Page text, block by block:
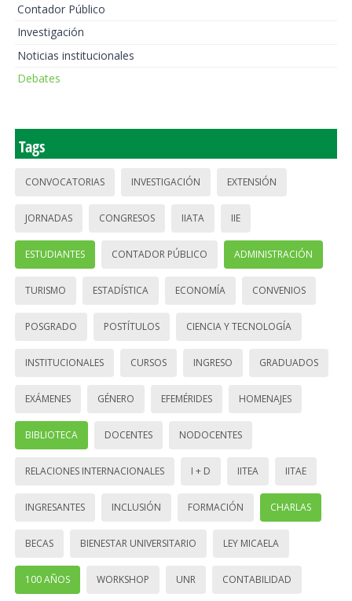
Contador Público
Investigación
Noticias institucionales
Debates
Tags
CONVOCATORIAS INVESTIGACIÓN EXTENSIÓN
JORNADAS CONGRESOS IIATA IIE
ESTUDIANTES CONTADOR PÚBLICO ADMINISTRACIÓN
TURISMO ESTADÍSTICA ECONOMÍA CONVENIOS
POSGRADO POSTÍTULOS CIENCIA Y TECNOLOGÍA
INSTITUCIONALES CURSOS INGRESO GRADUADOS
EXÁMENES GÉNERO EFEMÉRIDES HOMENAJES
BIBLIOTECA DOCENTES NODOCENTES
RELACIONES INTERNACIONALES I + D IITEA IITAE
INGRESANTES INCLUSIÓN FORMACIÓN CHARLAS
BECAS BIENESTAR UNIVERSITARIO LEY MICAELA
100 AÑOS WORKSHOP UNR CONTABILIDAD